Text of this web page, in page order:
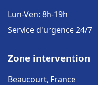
Lun-Ven: 8h-19h
Service d'urgence 24/7
Zone intervention
Beaucourt, France